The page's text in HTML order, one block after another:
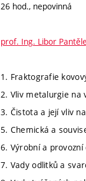
26 hod., nepovinná
prof. Ing. Libor
1. Fraktografie
2. Vliv metalurgie na
3. Čistota a její vliv
5. Chemická a
6. Výrobní a
7. Vady odlitků a